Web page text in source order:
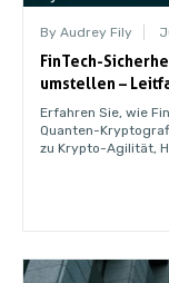
By Audrey Fily
FinTech-
umstellen –
Erfahren Sie, wie
Quanten-
zu Krypto-Agilität,